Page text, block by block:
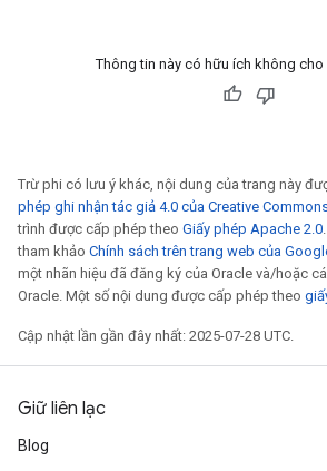
Thông tin này có hữu ích không
Trừ phi có lưu ý khác, nội dung của trang này
phép ghi nhận tác giả 4.0 của Creative
trình được cấp phép theo Giấy phép Apache 2.0
tham khảo Chính sách trên trang web của
một nhãn hiệu đã đăng ký của Oracle và/hoặc
Oracle. Một số nội dung được cấp phép theo
Cập nhật lần gần đây nhất: 2025-07-28 UTC.
Giữ liên lạc
Blog